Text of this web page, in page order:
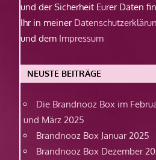
und der Sicherheit Eurer Daten
Ihr in meiner
und dem Impressum
NEUSTE BEITRÄGE
Die Brandnooz Box im
und März 2025
Brandnooz Box Januar 2025
Brandnooz Box Dezember